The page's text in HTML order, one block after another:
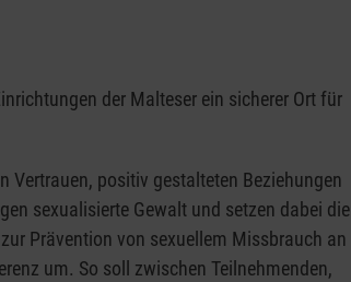
der Malteser ein sicherer Ort für
Vertrauen, positiv gestalteten Beziehungen
sexualisierte Gewalt und setzen dabei die
Prävention von sexuellem Missbrauch an
um. So soll zwischen Teilnehmenden,